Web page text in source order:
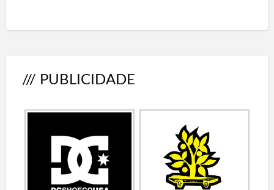
/// PUBLICIDADE